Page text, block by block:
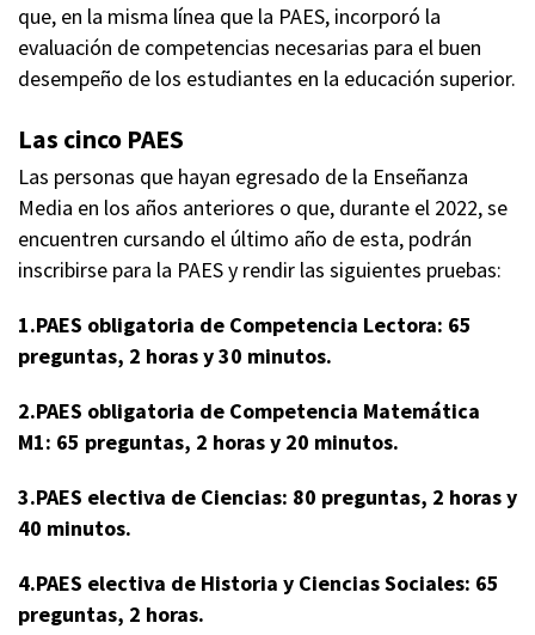
que, en la misma línea que la PAES, incorporó la
evaluación de competencias necesarias para el buen
desempeño de los estudiantes en la educación superior.
Las cinco PAES
Las personas que hayan egresado de la Enseñanza
Media en los años anteriores o que, durante el 2022, se
encuentren cursando el último año de esta, podrán
inscribirse para la PAES y rendir las siguientes pruebas:
1.PAES obligatoria de Competencia Lectora: 65
preguntas, 2 horas y 30 minutos.
2.PAES obligatoria de Competencia Matemática
M1: 65 preguntas, 2 horas y 20 minutos.
3.PAES electiva de Ciencias: 80 preguntas, 2 horas y
40 minutos.
4.PAES electiva de Historia y Ciencias Sociales: 65
preguntas, 2 horas.